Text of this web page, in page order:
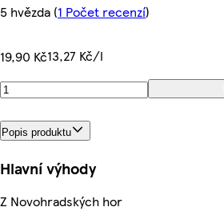
5 hvězda (1 Počet recenzí)
19,90 Kč13,27 Kč/l
Popis produktu
Hlavní výhody
Z Novohradských hor